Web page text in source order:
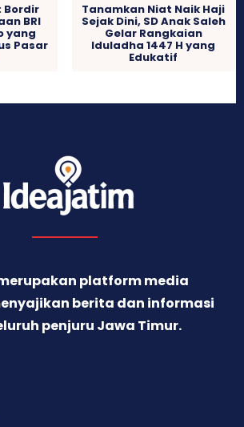
Bordir
BRI
yang
Pasar
Tanamkan Niat Naik Haji
Sejak Dini, SD Anak Saleh
Gelar Rangkaian
Iduladha 1447 H yang
Edukatif
platform media
berita dan informasi
penjuru Jawa Timur.